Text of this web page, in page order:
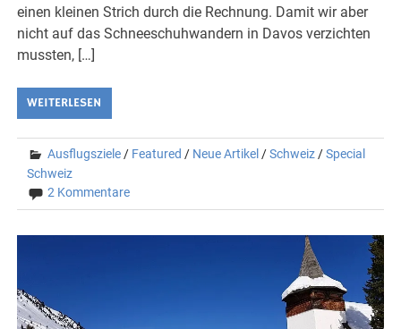
einen kleinen Strich durch die Rechnung. Damit wir aber
nicht auf das Schneeschuhwandern in Davos verzichten
mussten, […]
WEITERLESEN
Ausflugsziele / Featured / Neue Artikel /Schweiz /Special
Schweiz
2 Kommentare